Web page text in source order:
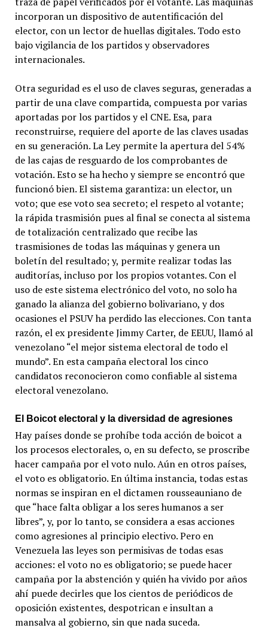
incorporan un dispositivo de autentificación del
elector, con un lector de huellas digitales. Todo esto
bajo vigilancia de los partidos y observadores
internacionales.
Otra seguridad es el uso de claves seguras, generadas a
partir de una clave compartida, compuesta por varias
aportadas por los partidos y el CNE. Esa, para
reconstruirse, requiere del aporte de las claves usadas
en su generación. La Ley permite la apertura del 54%
de las cajas de resguardo de los comprobantes de
votación. Esto se ha hecho y siempre se encontró que
funcionó bien. El sistema garantiza: un elector, un
voto; que ese voto sea secreto; el respeto al votante;
la rápida trasmisión pues al final se conecta al sistema
de totalización centralizado que recibe las
trasmisiones de todas las máquinas y genera un
boletín del resultado; y, permite realizar todas las
auditorías, incluso por los propios votantes. Con el
uso de este sistema electrónico del voto, no solo ha
ganado la alianza del gobierno bolivariano, y dos
ocasiones el PSUV ha perdido las elecciones. Con tanta
razón, el ex presidente Jimmy Carter, de EEUU, llamó al
venezolano “el mejor sistema electoral de todo el
mundo”. En esta campaña electoral los cinco
candidatos reconocieron como confiable al sistema
electoral venezolano.
El Boicot electoral y la diversidad de agresiones
Hay países donde se prohíbe toda acción de boicot a
los procesos electorales, o, en su defecto, se proscribe
hacer campaña por el voto nulo. Aún en otros países,
el voto es obligatorio. En última instancia, todas estas
normas se inspiran en el dictamen rousseauniano de
que “hace falta obligar a los seres humanos a ser
libres”, y, por lo tanto, se considera a esas acciones
como agresiones al principio electivo. Pero en
Venezuela las leyes son permisivas de todas esas
acciones: el voto no es obligatorio; se puede hacer
campaña por la abstención y quién ha vivido por años
ahí puede decirles que los cientos de periódicos de
oposición existentes, despotrican e insultan a
mansalva al gobierno, sin que nada suceda.